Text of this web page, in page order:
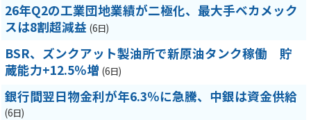
26年Q2の工業団地業績が二極化、最大手ベカメック
スは8割超減益 (6日)
BSR、ズンクアット製油所で新原油タンク稼働 貯
蔵能力+12.5％増 (6日)
銀行間翌日物金利が年6.3％に急騰、中銀は資金供給
(6日)